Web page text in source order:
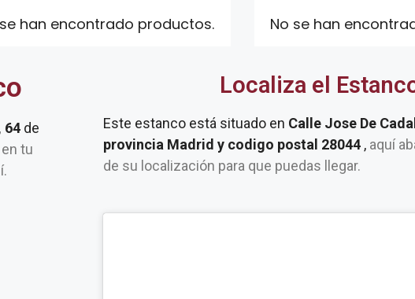
han encontrado productos. No se han
64 de
tu
Localiza el
Este estanco está situado en Calle Jose De
provincia Madrid y codigo postal 28044 , aquí
de su localización para que puedas llegar.